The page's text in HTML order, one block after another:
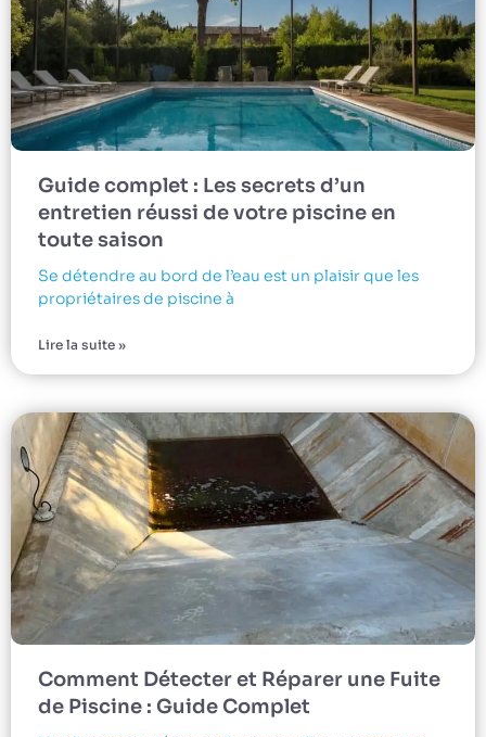
Guide complet : Les secrets d’un
entretien réussi de votre piscine en
toute saison
Se détendre au bord de l’eau est un plaisir que les
propriétaires de piscine à
Lire la suite »
Comment Détecter et Réparer une Fuite
de Piscine : Guide Complet